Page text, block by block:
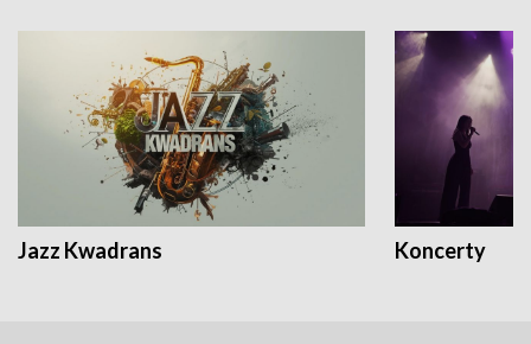
Jazz Kwadrans Koncerty